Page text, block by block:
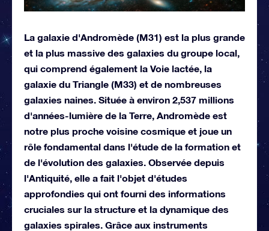
La galaxie d'Andromède (M31) est la plus grande
et la plus massive des galaxies du groupe local,
qui comprend également la Voie lactée, la
galaxie du Triangle (M33) et de nombreuses
galaxies naines. Située à environ 2,537 millions
d'années-lumière de la Terre, Andromède est
notre plus proche voisine cosmique et joue un
rôle fondamental dans l'étude de la formation et
de l'évolution des galaxies. Observée depuis
l'Antiquité, elle a fait l'objet d'études
approfondies qui ont fourni des informations
cruciales sur la structure et la dynamique des
galaxies spirales. Grâce aux instruments